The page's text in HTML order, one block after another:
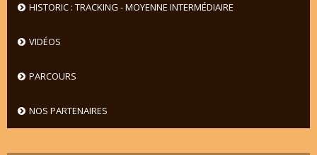
HISTORIC : TRACKING - MOYENNE INTERMÉDIAIRE
VIDÉOS
PARCOURS
NOS PARTENAIRES